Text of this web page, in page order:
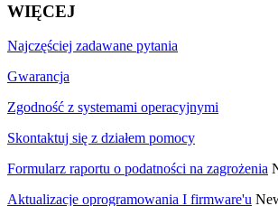
WIĘCEJ
Najczęściej zadawane pytania
Gwarancja
Zgodność z systemami operacyjnymi
Skontaktuj się z działem pomocy
Formularz raportu o podatności na zagrożenia
Aktualizacje oprogramowania I firmware'u